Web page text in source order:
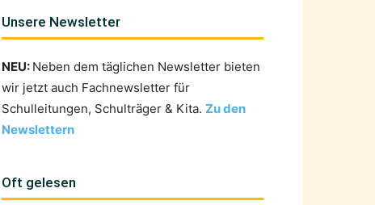
Unsere Newsletter
NEU: Neben dem täglichen Newsletter bieten
wir jetzt auch Fachnewsletter für
Schulleitungen, Schulträger & Kita. Zu den
Newslettern
Oft gelesen